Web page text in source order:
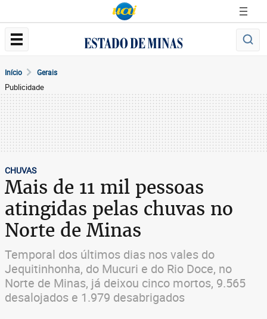
Início Gerais
Publicidade
CHUVAS
Mais de 11 mil pessoas
atingidas pelas chuvas no
Norte de Minas
Temporal dos últimos dias nos vales do
Jequitinhonha, do Mucuri e do Rio Doce, no
Norte de Minas, já deixou cinco mortos, 9.565
desalojados e 1.979 desabrigados